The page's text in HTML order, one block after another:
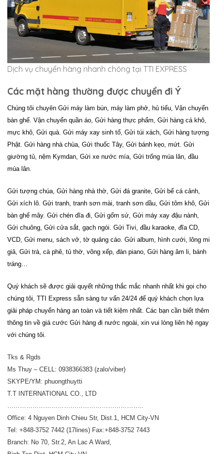
Dịch vụ chuyển hàng nhanh chóng tại TTI EXPRESS
Các mặt hàng thường được chuyển đi Ý
Chúng tôi chuyên Gửi máy làm bún, máy làm phở, hủ tiếu, Vận chuyển
bàn ghế. Vận chuyển quần áo, Gửi hàng thực phẩm, Gửi hàng cá khô,
mực khô, Gửi quà. Gửi máy xay sinh tố, Gửi túi xách, Gửi hàng tượng
Phật. Gửi hàng nhà chùa, Gửi thuốc Tây, Gửi bánh kẹo, mứt. Gửi
giường tủ, nệm Kymdan, Gửi xe nước mía, Gửi trống múa lân, đầu
múa lân.
Gửi tượng chúa, Gửi hàng nhà thờ, Gửi đá granite, Gửi bể cá cảnh,
Gửi xích lô. Gửi tranh, tranh sơn mài, tranh sơn dầu, Gửi tôm khô, Gửi
bàn ghế mây. Gửi chén dĩa đi, Gửi gốm sứ, Gửi máy xay đậu nành,
Gửi chuông, Gửi cửa sắt, gạch ngói. Gửi Tivi, đầu karaoke, đĩa CD,
VCD, Gửi menu, sách vở, tờ quảng cáo. Gửi album, hình cưới, lông mi
giả, Gửi trà, cà phê, tủ thờ, võng xếp, đàn piano, Gửi hàng âm li, bánh
tráng…
Quý khách sẽ được giải quyết những thắc mắc nhanh nhất khi gọi cho
chúng tôi, TTI Express sẵn sàng tư vấn 24/24 để quý khách chọn lựa
giải pháp chuyển hàng an toàn và tiết kiệm nhất. Các bạn cần biết thêm
thông tin về giá cước Gửi hàng đi nước ngoài , xin vui lòng liên hệ ngay
với chúng tôi.
Tks & Rgds
Ms Thuy – CELL: 0938366383 (zalo/viber)
SKYPE/YM: phuongthuytti
T.T INTERNATIONAL CO., LTD
Office: 4 Nguyen Dinh Chieu Str, Dist.1, HCM City-VN
Tel: +848-3752 7442 (17lines) Fax:+848-3752 7443
Branch: No 70, Str.2, An Lac A Ward,